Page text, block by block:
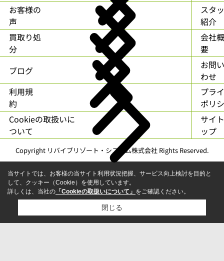
お客様の
声
スタ
紹介
買取り処
分
会社概
要
ブログ
お問
わせ
利用規
約
プラ
ポリ
Cookieの取扱いに
ついて
サイ
ップ
Copyright リバイブリゾート・システム株式会社 Rights Reserved.
当サイトでは、お客様の当サイト利用状況把握、サービス向上検討を目的と
して、クッキー（Cookie）を使用しています。
詳しくは、当社の 「Cookieの取扱いについて」 をご確認ください。
閉じる